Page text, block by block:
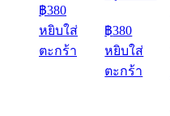
฿380
หยิบใส่
ตะกร้า
฿380
หยิบใส่
ตะกร้า